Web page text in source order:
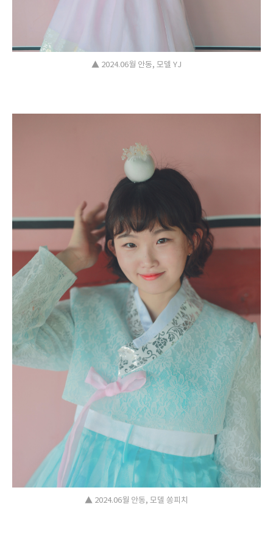
▲ 2024.06월 안동, 모델 YJ
▲ 2024.06월 안동, 모델 쏭피치